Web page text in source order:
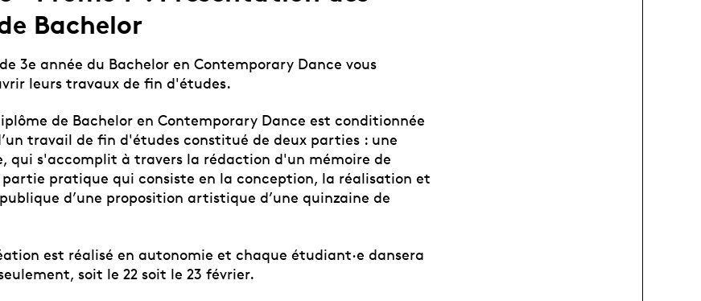
Bachelor
3e année du Bachelor en Contemporary Dance vous
leurs travaux de fin d'études.
de Bachelor en Contemporary Dance est conditionnée
travail de fin d'études constitué de deux parties : une
qui s'accomplit à travers la rédaction d'un mémoire de
partie pratique qui consiste en la conception, la réalisation et
d’une proposition artistique d’une quinzaine de
est réalisé en autonomie et chaque étudiant·e dansera
soit le 22 soit le 23 février.